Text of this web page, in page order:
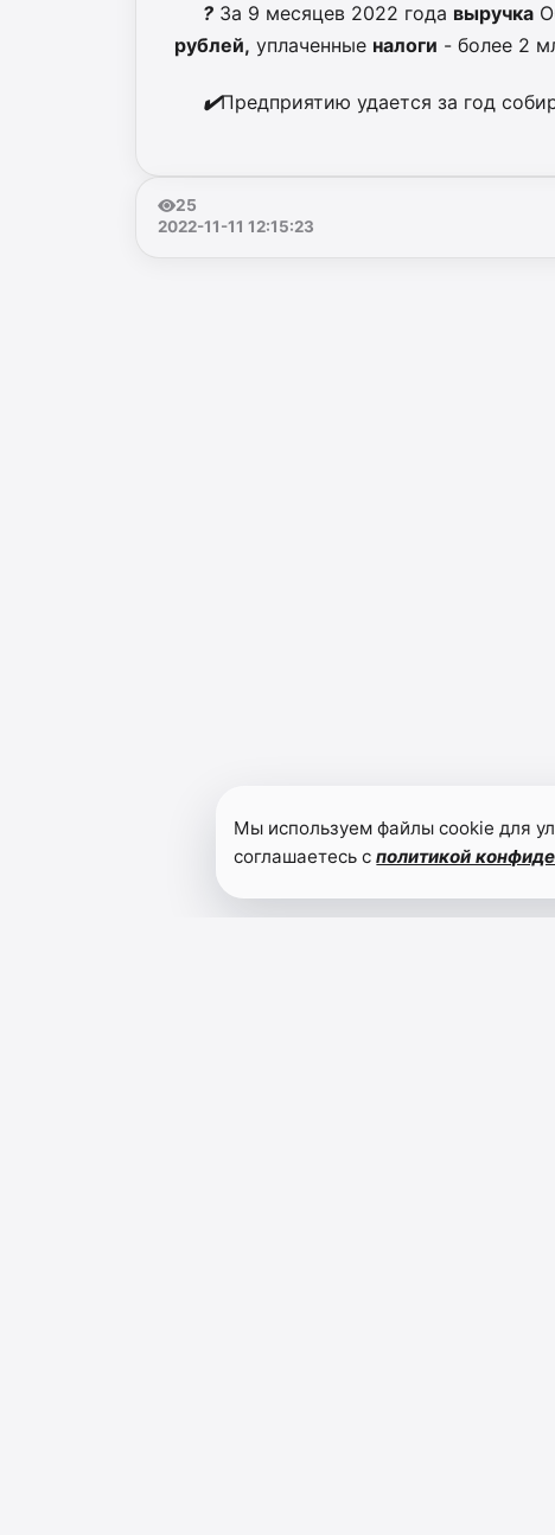
? За 9 месяцев 2022 года выручка
рублей, уплаченные налоги - более 2
✔️Предприятию удается за год
25
2022-11-11 12:15:23
Мы используем файлы cookie для
соглашаетесь сполитикой